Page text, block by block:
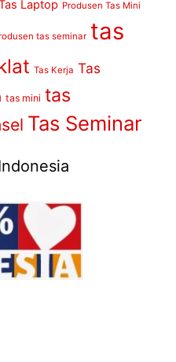
Laptop Produsen Tas Mini
tas seminar tas
Tas Kerja Tas
tas mini tas
Tas Seminar